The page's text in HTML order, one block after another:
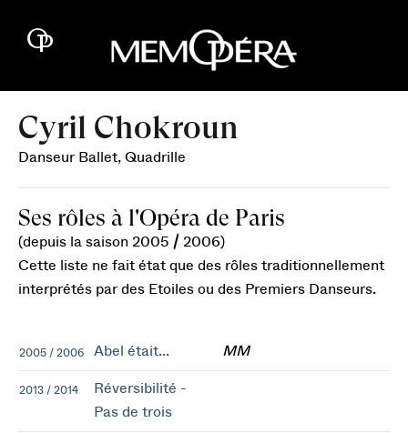
Cyril Chokroun
Danseur Ballet, Quadrille
Ses rôles à l'Opéra de Paris
(depuis la saison 2005 / 2006)
Cette liste ne fait état que des rôles traditionnellement
interprétés par des Etoiles ou des Premiers Danseurs.
2005 / 2006 Abel était... MM
2013 / 2014
Réversibilité -
Pas de trois